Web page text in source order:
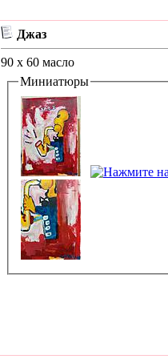
Джаз
90 х 60 масло
Миниатюры